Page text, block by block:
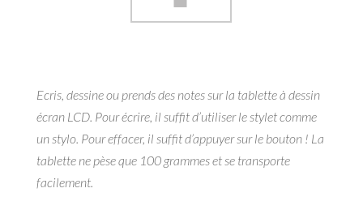
Ecris, dessine ou prends des notes sur la tablette à dessin
écran LCD. Pour écrire, il suffit d’utiliser le stylet comme
un stylo. Pour effacer, il suffit d’appuyer sur le bouton ! La
tablette ne pèse que 100 grammes et se transporte
facilement.